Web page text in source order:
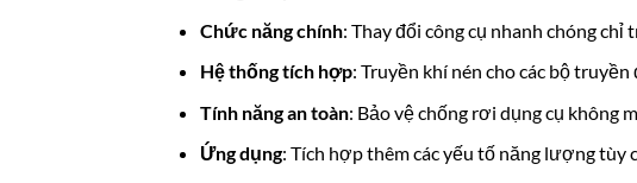
Chức năng chính: Thay đổi công cụ nhanh chóng chỉ
Hệ thống tích hợp: Truyền khí nén cho các bộ truyền
Tính năng an toàn: Bảo vệ chống rơi dụng cụ không
Ứng dụng: Tích hợp thêm các yếu tố năng lượng